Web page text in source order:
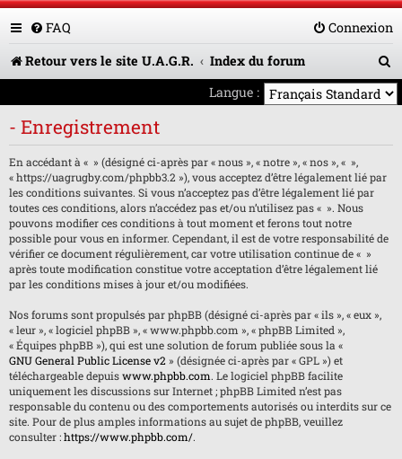
FAQ
Connexion
Retour vers le site U.A.G.R.
Index du forum
e
h
Langue :
- Enregistrement
En accédant à « » (désigné ci-après par « nous », « notre », « nos », « »,
« https://uagrugby.com/phpbb3.2 »), vous acceptez d’être légalement lié par
les conditions suivantes. Si vous n’acceptez pas d’être légalement lié par
toutes ces conditions, alors n’accédez pas et/ou n’utilisez pas « ». Nous
pouvons modifier ces conditions à tout moment et ferons tout notre
possible pour vous en informer. Cependant, il est de votre responsabilité de
vérifier ce document régulièrement, car votre utilisation continue de « »
après toute modification constitue votre acceptation d’être légalement lié
par les conditions mises à jour et/ou modifiées.
Nos forums sont propulsés par phpBB (désigné ci-après par « ils », « eux »,
« leur », « logiciel phpBB », « www.phpbb.com », « phpBB Limited »,
« Équipes phpBB »), qui est une solution de forum publiée sous la «
GNU General Public License v2 » (désignée ci-après par « GPL ») et
téléchargeable depuiswww.phpbb.com. Le logiciel phpBB facilite
uniquement les discussions sur Internet ; phpBB Limited n’est pas
responsable du contenu ou des comportements autorisés ou interdits sur ce
site. Pour de plus amples informations au sujet de phpBB, veuillez
consulter :https://www.phpbb.com/.